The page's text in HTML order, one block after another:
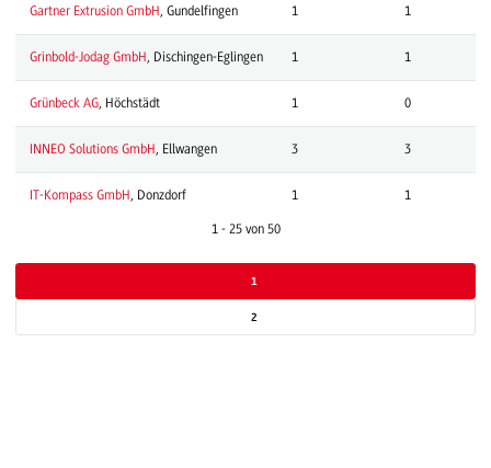
Gartner Extrusion GmbH, Gundelfingen 1 1
Grinbold-Jodag GmbH, Dischingen-Eglingen 1 1
Grünbeck AG, Höchstädt 1 0
INNEO Solutions GmbH, Ellwangen 3 3
IT-Kompass GmbH, Donzdorf 1 1
1 - 25 von 50
1
2